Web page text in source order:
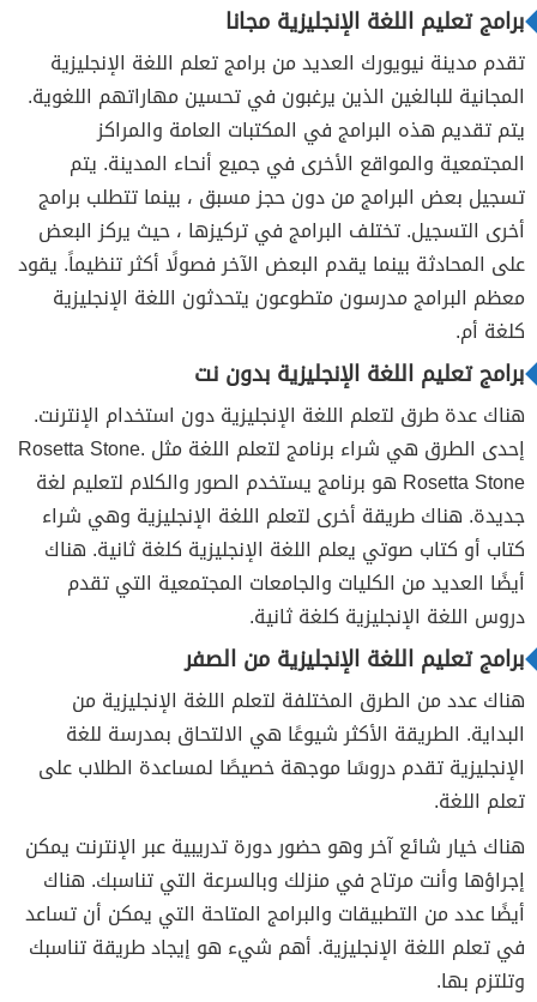
برامج تعليم اللغة الإنجليزية مجانا
تقدم مدينة نيويورك العديد من برامج تعلم اللغة الإنجليزية
المجانية للبالغين الذين يرغبون في تحسين مهاراتهم اللغوية.
يتم تقديم هذه البرامج في المكتبات العامة والمراكز
المجتمعية والمواقع الأخرى في جميع أنحاء المدينة. يتم
تسجيل بعض البرامج من دون حجز مسبق ، بينما تتطلب برامج
أخرى التسجيل. تختلف البرامج في تركيزها ، حيث يركز البعض
على المحادثة بينما يقدم البعض الآخر فصولًا أكثر تنظيماً. يقود
معظم البرامج مدرسون متطوعون يتحدثون اللغة الإنجليزية
كلغة أم.
برامج تعليم اللغة الإنجليزية بدون نت
هناك عدة طرق لتعلم اللغة الإنجليزية دون استخدام الإنترنت.
إحدى الطرق هي شراء برنامج لتعلم اللغة مثل Rosetta Stone.
Rosetta Stone هو برنامج يستخدم الصور والكلام لتعليم لغة
جديدة. هناك طريقة أخرى لتعلم اللغة الإنجليزية وهي شراء
كتاب أو كتاب صوتي يعلم اللغة الإنجليزية كلغة ثانية. هناك
أيضًا العديد من الكليات والجامعات المجتمعية التي تقدم
دروس اللغة الإنجليزية كلغة ثانية.
برامج تعليم اللغة الإنجليزية من الصفر
هناك عدد من الطرق المختلفة لتعلم اللغة الإنجليزية من
البداية. الطريقة الأكثر شيوعًا هي الالتحاق بمدرسة للغة
الإنجليزية تقدم دروسًا موجهة خصيصًا لمساعدة الطلاب على
تعلم اللغة.
هناك خيار شائع آخر وهو حضور دورة تدريبية عبر الإنترنت يمكن
إجراؤها وأنت مرتاح في منزلك وبالسرعة التي تناسبك. هناك
أيضًا عدد من التطبيقات والبرامج المتاحة التي يمكن أن تساعد
في تعلم اللغة الإنجليزية. أهم شيء هو إيجاد طريقة تناسبك
وتلتزم بها.